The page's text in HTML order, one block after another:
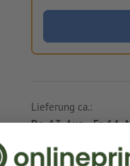
Lieferung ca.:
Do, 13. Aug. - Fr, 14.
Gewicht: ca.
213,6 g